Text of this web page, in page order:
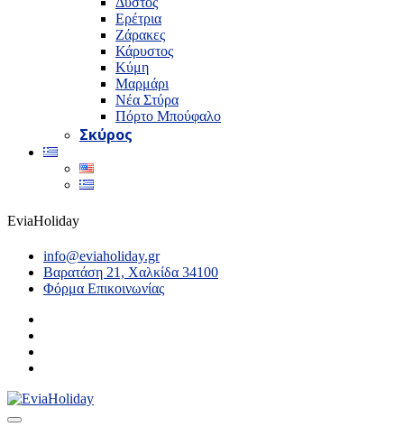
Ερέτρια
Ζάρακες
Κάρυστος
Κύμη
Μαρμάρι
Νέα Στύρα
Πόρτο Μπούφαλο
Σκύρος
EviaHoliday
info@eviaholiday.gr
Βαρατάση 21, Χαλκίδα 34100
Φόρμα Επικοινωνίας